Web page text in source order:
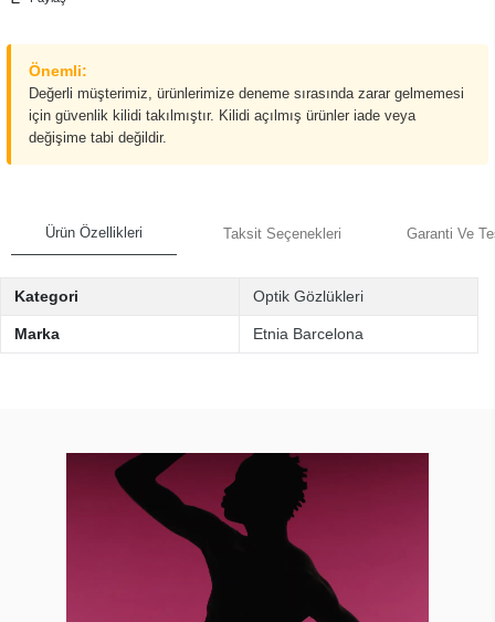
Önemli:
Değerli müşterimiz, ürünlerimize deneme sırasında zarar gelmemesi
için güvenlik kilidi takılmıştır. Kilidi açılmış ürünler iade veya
değişime tabi değildir.
Ürün Özellikleri Taksit Seçenekleri Garanti Ve
Kategori Optik Gözlükleri
Marka Etnia Barcelona